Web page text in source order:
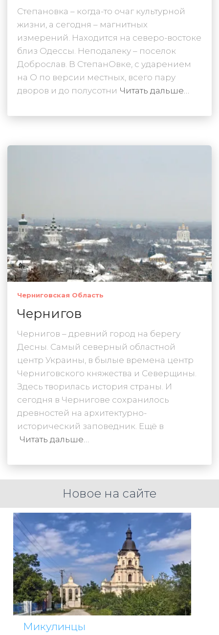
Степановка – когда-то очаг культурной
жизни, а сегодня – магнитных
измерений. Находится на северо-востоке
близ Одессы. Неподалеку – поселок
Доброслав. В СтепанОвке, с ударением
на О по версии местных, всего пару
дворов и до полусотни Читать дальше…
Черниговская Область
Чернигов
Чернигов – древний город на берегу
Десны. Самый северный областной
центр Украины, в былые времена центр
Черниговского княжества и Северщины.
Здесь творилась история страны. И
сегодня в Чернигове сохранилось
древностей на архитектурно-
исторический заповедник. Ещё в
Читать дальше…
Новое на сайте
Микулинцы